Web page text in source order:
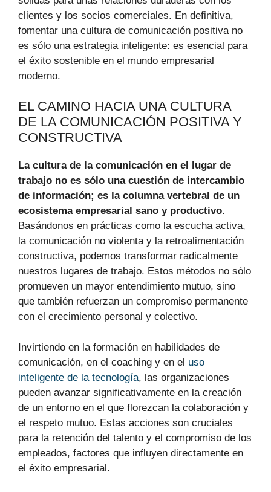
clientes y los socios comerciales. En definitiva,
fomentar una cultura de comunicación positiva no
es sólo una estrategia inteligente: es esencial para
el éxito sostenible en el mundo empresarial
moderno.
EL CAMINO HACIA UNA CULTURA
DE LA COMUNICACIÓN POSITIVA Y
CONSTRUCTIVA
La cultura de la comunicación en el lugar de
trabajo no es sólo una cuestión de intercambio
de información; es la columna vertebral de un
ecosistema empresarial sano y productivo.
Basándonos en prácticas como la escucha activa,
la comunicación no violenta y la retroalimentación
constructiva, podemos transformar radicalmente
nuestros lugares de trabajo. Estos métodos no sólo
promueven un mayor entendimiento mutuo, sino
que también refuerzan un compromiso permanente
con el crecimiento personal y colectivo.
Invirtiendo en la formación en habilidades de
comunicación, en el coaching y en el uso
inteligente de la tecnología, las organizaciones
pueden avanzar significativamente en la creación
de un entorno en el que florezcan la colaboración y
el respeto mutuo. Estas acciones son cruciales
para la retención del talento y el compromiso de los
empleados, factores que influyen directamente en
el éxito empresarial.